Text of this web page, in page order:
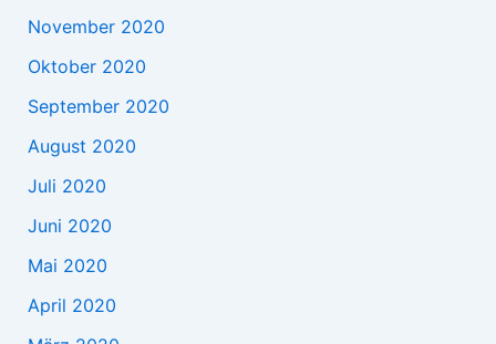
November 2020
Oktober 2020
September 2020
August 2020
Juli 2020
Juni 2020
Mai 2020
April 2020